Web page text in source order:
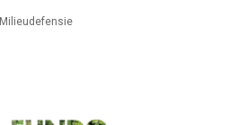
Milieudefensie